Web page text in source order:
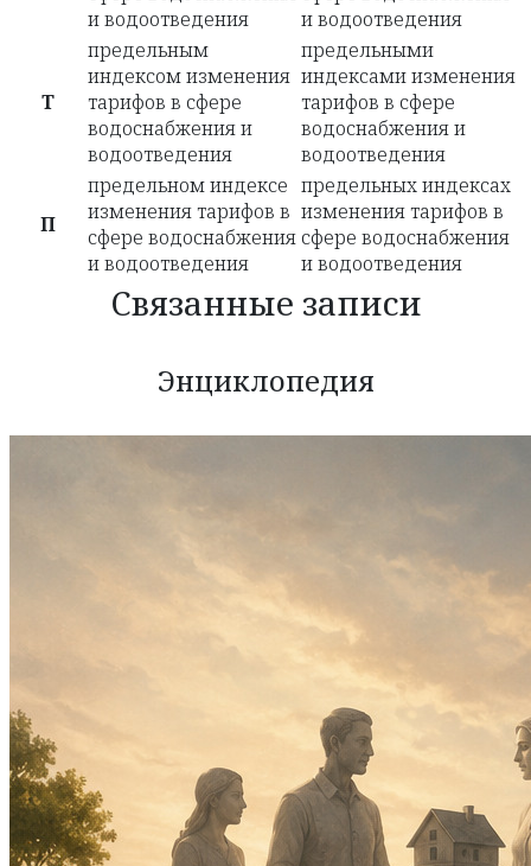
и водоотведения
и водоотведения
Т
предельным
индексом изменения
тарифов в сфере
водоснабжения и
водоотведения
предельными
индексами изменения
тарифов в сфере
водоснабжения и
водоотведения
П
предельном индексе
изменения тарифов в
сфере водоснабжения
и водоотведения
предельных индексах
изменения тарифов в
сфере водоснабжения
и водоотведения
Связанные записи
Энциклопедия